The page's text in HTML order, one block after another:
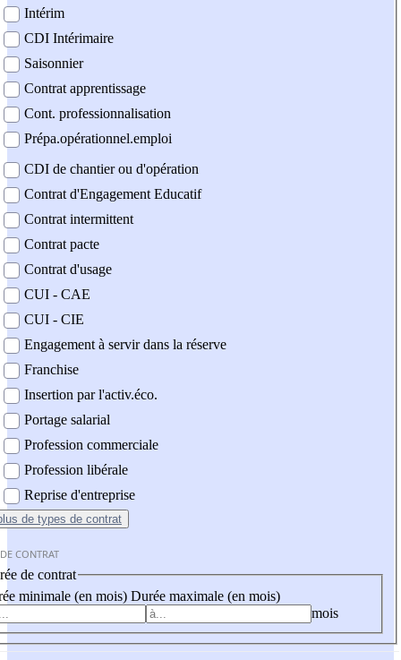
Intérim
CDI Intérimaire
Saisonnier
Contrat apprentissage
Cont. professionnalisation
Prépa.opérationnel.emploi
CDI de chantier ou d'opération
Contrat d'Engagement Educatif
Contrat intermittent
Contrat pacte
Contrat d'usage
CUI - CAE
CUI - CIE
Engagement à servir dans la réserve
Franchise
Insertion par l'activ.éco.
Portage salarial
Profession commerciale
Profession libérale
Reprise d'entreprise
de types de contrat
CONTRAT
de contrat
minimale (en mois) Durée maximale (en mois)
mois